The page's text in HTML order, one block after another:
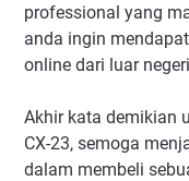
professional yang
anda ingin
online dari luar
Akhir kata demikian
CX-23, semoga
dalam membeli